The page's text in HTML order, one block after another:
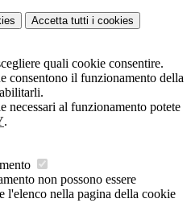
Accetta tutti i cookies
quali cookie consentire.
consentono il funzionamento della
necessari al funzionamento potete
.
non possono essere
l'elenco nella pagina della cookie